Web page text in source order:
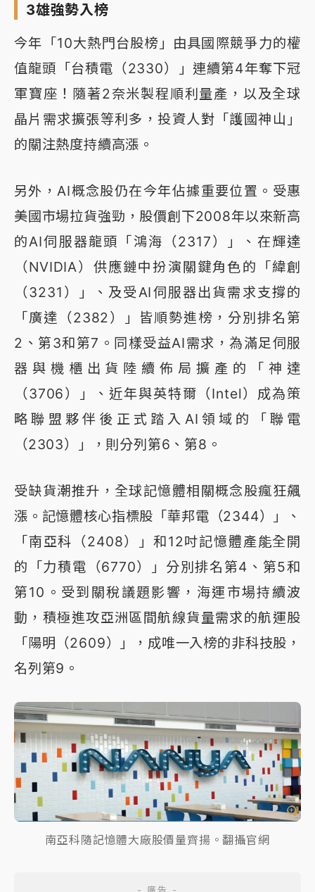
3雄強勢入榜
今年「10大熱門台股榜」由具國際競爭力的權
值龍頭「台積電（2330）」連續第4年奪下冠
軍寶座！隨著2奈米製程順利量產，以及全球
晶片需求擴張等利多，投資人對「護國神山」
的關注熱度持續高漲。
另外，AI概念股仍在今年佔據重要位置。受惠
美國市場拉貨強勁，股價創下2008年以來新高
的AI伺服器龍頭「鴻海（2317）」、在輝達
（NVIDIA）供應鏈中扮演關鍵角色的「緯創
（3231）」、及受AI伺服器出貨需求支撐的
「廣達（2382）」皆順勢進榜，分別排名第
2、第3和第7。同樣受益AI需求，為滿足伺服
器與機櫃出貨陸續佈局擴產的「神達
（3706）」、近年與英特爾（Intel）成為策
略聯盟夥伴後正式踏入AI領域的「聯電
（2303）」，則分列第6、第8。
受缺貨潮推升，全球記憶體相關概念股瘋狂飆
漲。記憶體核心指標股「華邦電（2344）」、
「南亞科（2408）」和12吋記憶體產能全開
的「力積電（6770）」分別排名第4、第5和
第10。受到關稅議題影響，海運市場持續波
動，積極進攻亞洲區間航線貨量需求的航運股
「陽明（2609）」，成唯一入榜的非科技股，
名列第9。
南亞科隨記憶體大廠股價量齊揚。翻攝官網